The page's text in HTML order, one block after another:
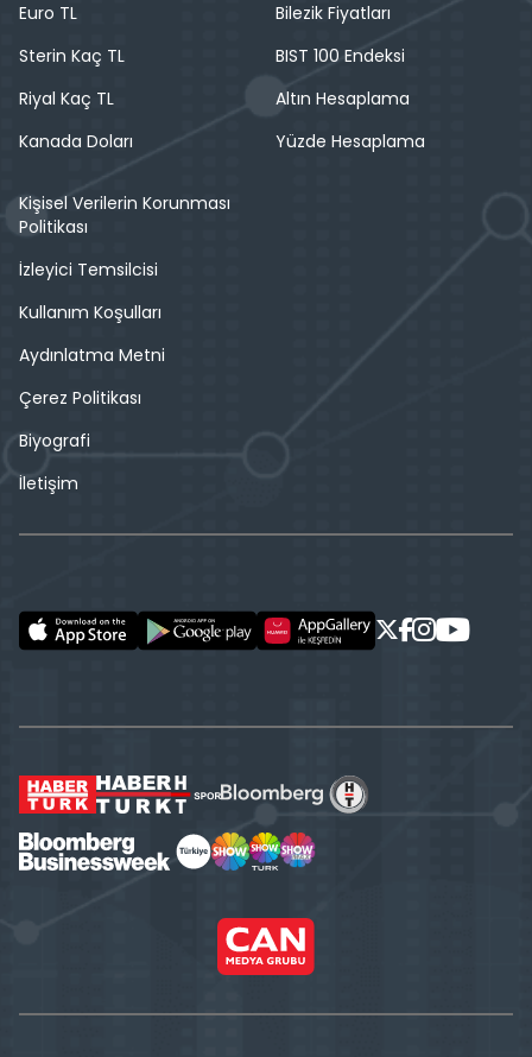
Euro TL
Sterin Kaç TL
Riyal Kaç TL
Kanada Doları
Bilezik Fiyatları
BIST 100 Endeksi
Altın Hesaplama
Yüzde Hesaplama
Kişisel Verilerin Korunması
Politikası
İzleyici Temsilcisi
Kullanım Koşulları
Aydınlatma Metni
Çerez Politikası
Biyografi
İletişim